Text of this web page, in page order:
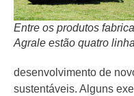
Entre os produtos
Agrale estão quatro
desenvolvimento de
sustentáveis. Alguns